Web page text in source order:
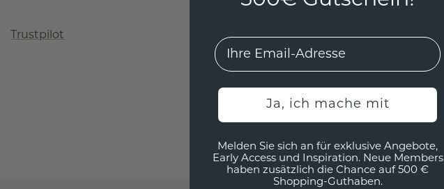
Trustpilot
EMail
Ja, ich mache mit
Melden Sie sich an für exklusive Angebote,
Early Access und Inspiration. Neue Members
haben zusätzlich die Chance auf 500 €
Shopping-Guthaben.